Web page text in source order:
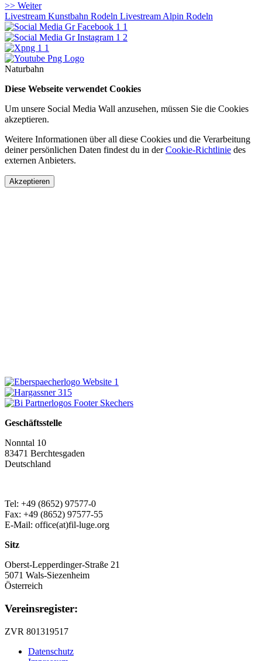
>> Weiter
Livestream Kunstbahn Rodeln Livestream Alpin Rodeln
Naturbahn
Diese Webseite verwendet Cookies
Um unsere Social Media Wall anzusehen, müssen Sie die Cookies
akzeptieren.
Weitere Informationen über all diese Cookies und die Verarbeitung
deiner persönlichen Daten findest du in derCookie-Richtlinie des
externen Anbieters.
Akzeptieren
Geschäftsstelle
Nonntal 10
83471 Berchtesgaden
Deutschland
Tel: +49 (8652) 97577-0
Fax: +49 (8652) 97577-55
E-Mail: office(at)fil-luge.org
Sitz
Oberst-Lepperdinger-Straße 21
5071 Wals-Siezenheim
Österreich
Vereinsregister:
ZVR 801319517
Datenschutz